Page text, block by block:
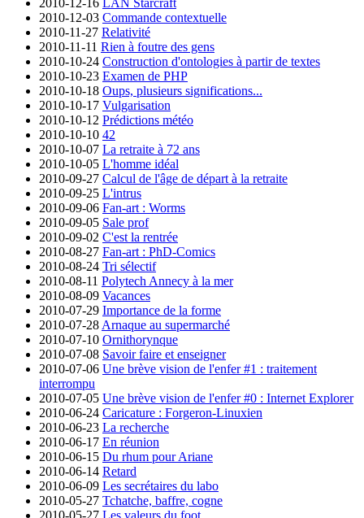
2010-12-03 Commande contextuelle
2010-11-27 Relativité
2010-11-11 Rien à foutre des gens
2010-10-24 Construction d'ontologies à partir de textes
2010-10-23 Examen de PHP
2010-10-18 Oups, plusieurs significations...
2010-10-17 Vulgarisation
2010-10-12 Prédictions météo
2010-10-10 42
2010-10-07 La retraite à 72 ans
2010-10-05 L'homme idéal
2010-09-27 Calcul de l'âge de départ à la retraite
2010-09-25 L'intrus
2010-09-06 Fan-art : Worms
2010-09-05 Sale prof
2010-09-02 C'est la rentrée
2010-08-27 Fan-art : PhD-Comics
2010-08-24 Tri sélectif
2010-08-11 Polytech Annecy à la mer
2010-08-09 Vacances
2010-07-29 Importance de la forme
2010-07-28 Arnaque au supermarché
2010-07-10 Ornithorynque
2010-07-08 Savoir faire et enseigner
2010-07-06 Une brève vision de l'enfer #1 : traitement
interrompu
2010-07-05 Une brève vision de l'enfer #0 : Internet Explorer
2010-06-24 Caricature : Forgeron-Linuxien
2010-06-23 La recherche
2010-06-17 En réunion
2010-06-15 Du rhum pour Ariane
2010-06-14 Retard
2010-06-09 Les secrétaires du labo
2010-05-27 Tchatche, baffre, cogne
2010-05-27 Les valeurs du foot